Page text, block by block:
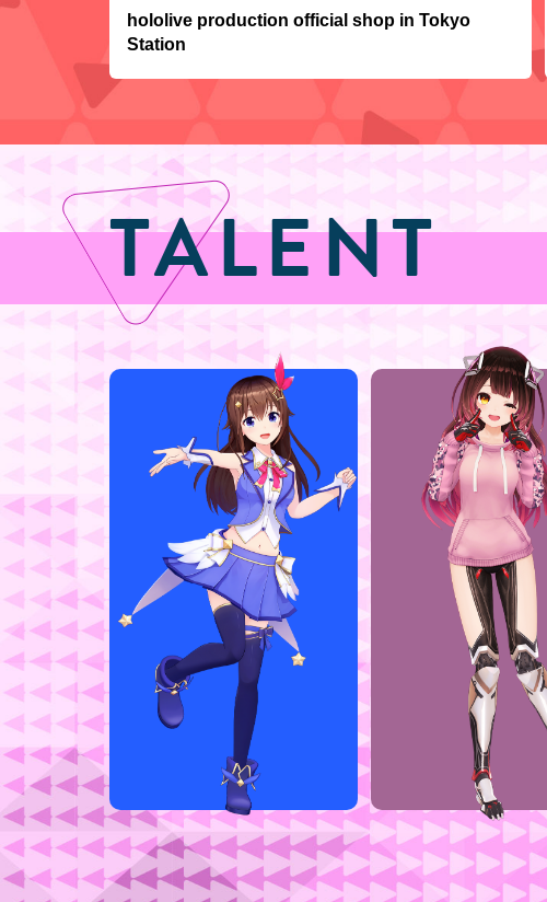
hololive production official shop in Tokyo
Station
TALENT